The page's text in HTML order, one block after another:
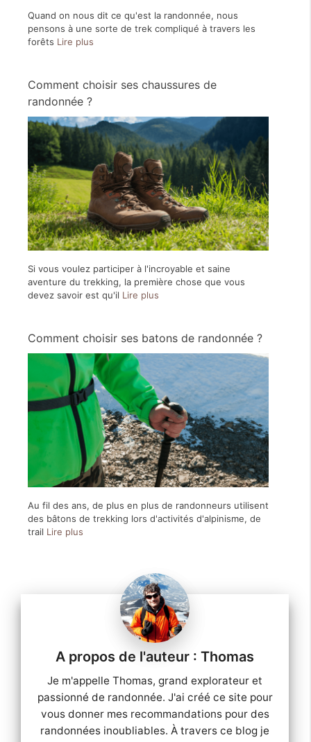
Quand on nous dit ce qu'est la randonnée, nous
pensons à une sorte de trek compliqué à travers les
forêts Lire plus
Comment choisir ses chaussures de
randonnée ?
Si vous voulez participer à l'incroyable et saine
aventure du trekking, la première chose que vous
devez savoir est qu'il Lire plus
Comment choisir ses batons de randonnée ?
Au fil des ans, de plus en plus de randonneurs utilisent
des bâtons de trekking lors d'activités d'alpinisme, de
trail Lire plus
Thomas
Je m'appelle Thomas, grand explorateur et
passionné de randonnée. J'ai créé ce site pour
vous donner mes recommandations pour des
randonnées inoubliables. À travers ce blog je